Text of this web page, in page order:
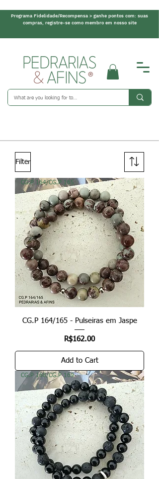
Programa Fidelidade/Recompensa > ganhe pontos com: suas
compras, registre-se como membro em nosso site
Filter
CG.P 164/CG.P 165
CG.P 164/165 - Pulseiras em Jaspe
Price
R$162.00
Add to Cart
CG.P 168/CG.P 169